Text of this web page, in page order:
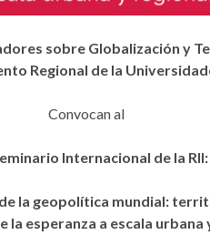
sobre Globalización y
Regional de la
Convocan al
Internacional de la RII:
la geopolítica mundial:
la esperanza a escala urbana